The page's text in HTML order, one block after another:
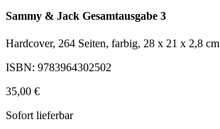
Sammy & Jack Gesamtausgabe 3
Hardcover, 264 Seiten, farbig, 28 x 21 x 2,8 cm
ISBN: 9783964302502
35,00 €
Sofort lieferbar